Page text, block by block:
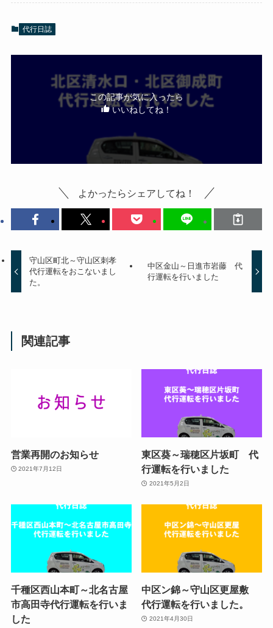
代行日誌
この記事が気に入ったら
いいねしてね！
よかったらシェアしてね！
守山区町北～守山区刺孝
代行運転をおこないまし
た。
中区金山～日進市岩藤 代
行運転を行いました
関連記事
営業再開のお知らせ
2021年7月12日
東区葵～瑞穂区片坂町 代
行運転を行いました
2021年5月2日
千種区西山本町～北名古屋
市高田寺代行運転を行いま
した
中区ン錦～守山区更屋敷
代行運転を行いました。
2021年4月30日